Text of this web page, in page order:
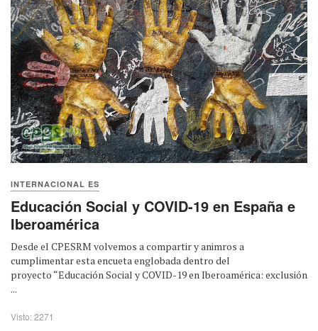
INTERNACIONAL ES
Educación Social y COVID-19 en España e
Iberoamérica
Desde el CPESRM volvemos a compartir y animros a
cumplimentar esta encueta englobada dentro del
proyecto “Educación Social y COVID-19 en Iberoamérica: exclusión
...
Visto: 2271